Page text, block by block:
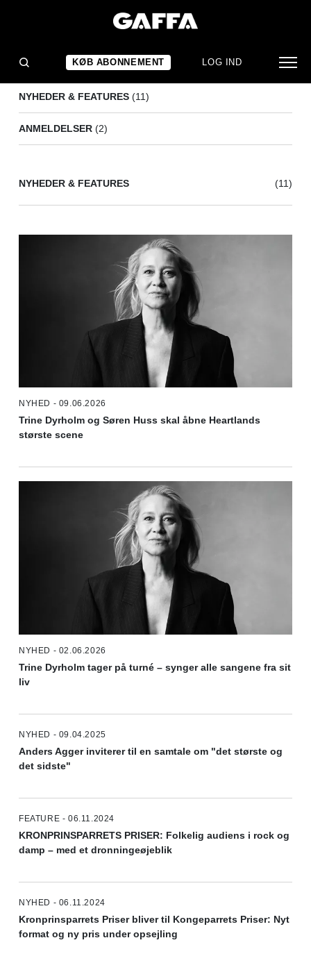
KØB ABONNEMENT LOG IND
NYHEDER & FEATURES (11)
ANMELDELSER (2)
NYHEDER & FEATURES (11)
NYHED - 09.06.2026
Trine Dyrholm og Søren Huss skal åbne Heartlands
største scene
NYHED - 02.06.2026
Trine Dyrholm tager på turné – synger alle sangene fra sit
liv
NYHED - 09.04.2025
Anders Agger inviterer til en samtale om "det største og
det sidste"
FEATURE - 06.11.2024
KRONPRINSPARRETS PRISER: Folkelig audiens i rock og
damp – med et dronningeøjeblik
NYHED - 06.11.2024
Kronprinsparrets Priser bliver til Kongeparrets Priser: Nyt
format og ny pris under opsejling